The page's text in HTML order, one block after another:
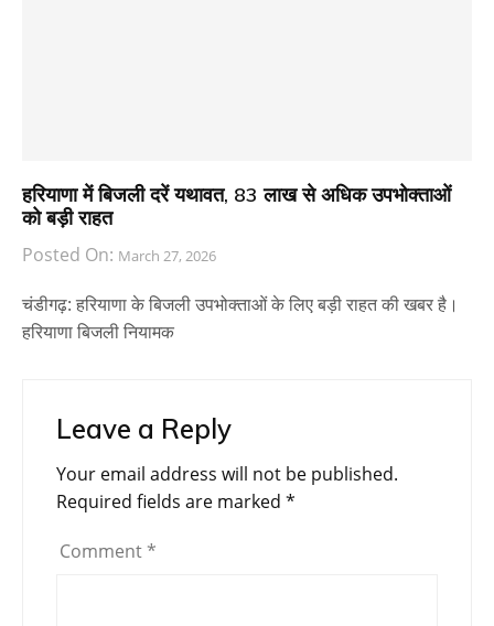
हरियाणा में बिजली दरें यथावत, 83 लाख से अधिक उपभोक्ताओं
को बड़ी राहत
Posted On: March 27, 2026
चंडीगढ़: हरियाणा के बिजली उपभोक्ताओं के लिए बड़ी राहत की खबर है।
हरियाणा बिजली नियामक
Leave a Reply
Your email address will not be published.
Required fields are marked *
Comment *